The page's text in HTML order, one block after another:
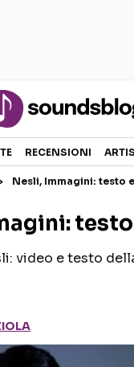
TESTI
TOUR ED
RECENSIONI
Nesli, Immagini: testo
video e testo